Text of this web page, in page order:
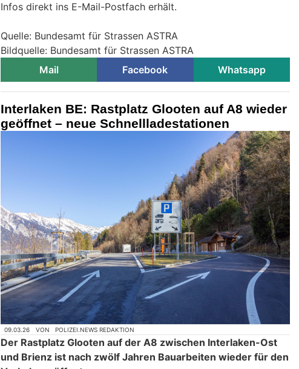
Infos direkt ins E-Mail-Postfach erhält.
Quelle: Bundesamt für Strassen ASTRA
Bildquelle: Bundesamt für Strassen ASTRA
Mail
Facebook Whatsapp
Interlaken BE: Rastplatz Glooten auf A8 wieder
geöffnet – neue Schnellladestationen
09.03.26 VON POLIZEI.NEWS REDAKTION
Der Rastplatz Glooten auf der A8 zwischen Interlaken-Ost
und Brienz ist nach zwölf Jahren Bauarbeiten wieder für den